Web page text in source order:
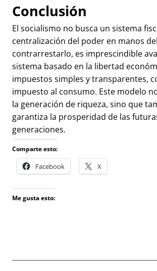
Conclusión
El socialismo no busca un sistema
centralización del poder en manos
contrarrestarlo, es imprescindible
sistema basado en la libertad
impuestos simples y transparentes,
impuesto al consumo. Este modelo
la generación de riqueza, sino que
garantiza la prosperidad de las
generaciones.
Comparte esto:
Facebook X
Me gusta esto: